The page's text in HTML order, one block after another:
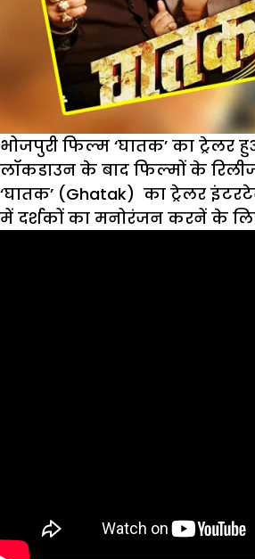
भोजपुरी फिल्म ‘घातक’ का
लॉकडाउन के बाद फिल्मों के
‘घातक’ (Ghatak) का ट्रेलर
में दर्शकों का मनोरंजन करनें के